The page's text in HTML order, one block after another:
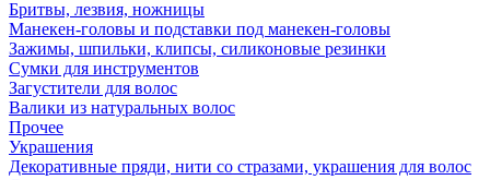
Бритвы, лезвия, ножницы
Манекен-головы и подставки под манекен-головы
Зажимы, шпильки, клипсы, силиконовые резинки
Сумки для инструментов
Загустители для волос
Валики из натуральных волос
Прочее
Украшения
Декоративные пряди, нити со стразами, украшения для волос